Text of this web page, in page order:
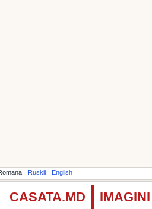
Ruskii English
CASATA.MD